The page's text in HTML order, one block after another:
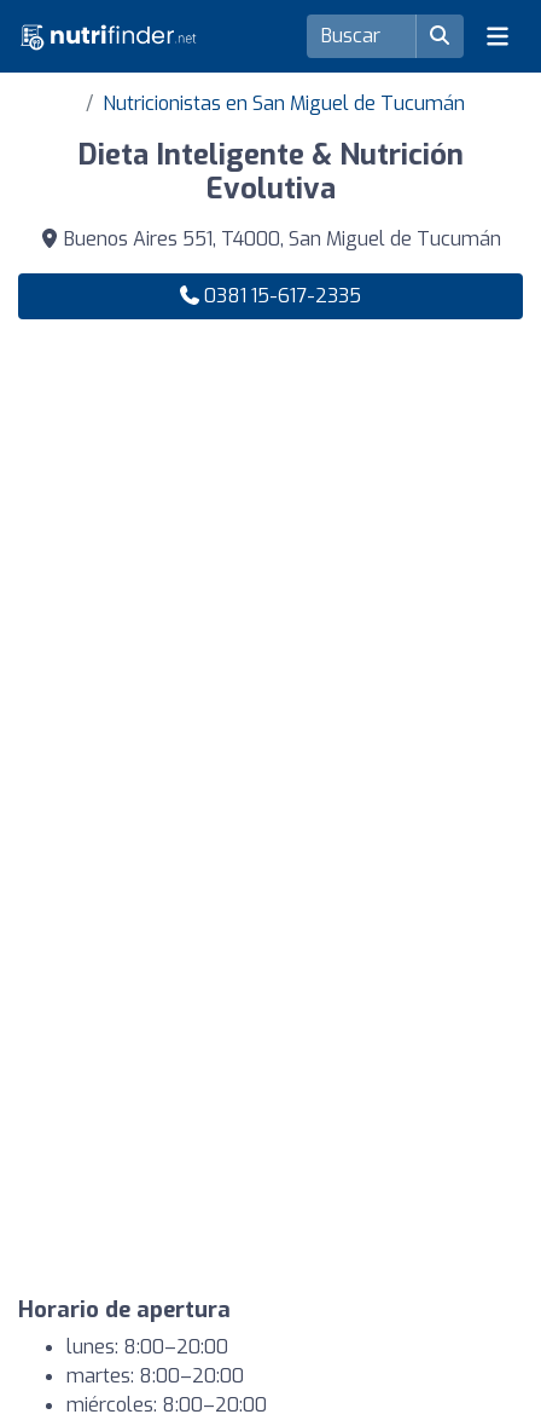
Nutricionistas en San Miguel de Tucumán
Dieta Inteligente & Nutrición
Evolutiva
Buenos Aires 551, T4000, San Miguel de Tucumán
0381 15-617-2335
Horario de apertura
lunes: 8:00–20:00
martes: 8:00–20:00
miércoles: 8:00–20:00